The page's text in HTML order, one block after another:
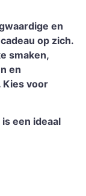
en
op zich.
smaken,
en
Kies voor
een ideaal